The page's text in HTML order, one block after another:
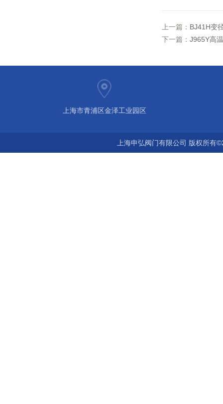
上一篇： BJ41H变
下一篇： J965Y高
上海市青浦区金泽工业园区
上海申弘阀门有限公司 版权所有